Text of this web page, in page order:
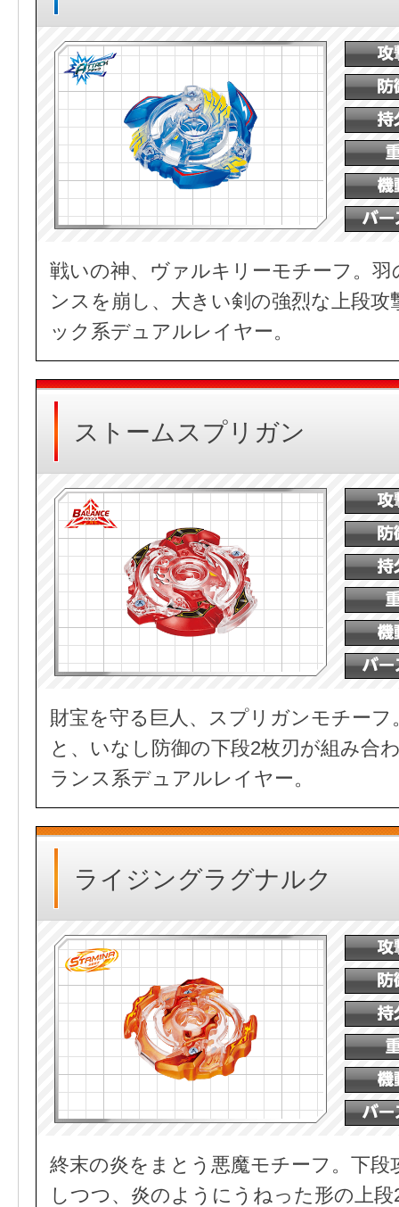
戦いの神、ヴァルキリーモチーフ。
ンスを崩し、大きい剣の強烈な上段
ック系デュアルレイヤー。
ストームスプリガン
財宝を守る巨人、スプリガンモチーフ
と、いなし防御の下段2枚刃が組み合
ランス系デュアルレイヤー。
ライジングラグナルク
終末の炎をまとう悪魔モチーフ。下
しつつ、炎のようにうねった形の上